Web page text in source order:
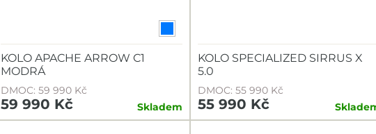
KOLO APACHE ARROW C1
MODRÁ
DMOC: 59 990 Kč
59 990 Kč Skladem
KOLO SPECIALIZED SIRRUS X
5.0
DMOC: 55 990 Kč
55 990 Kč